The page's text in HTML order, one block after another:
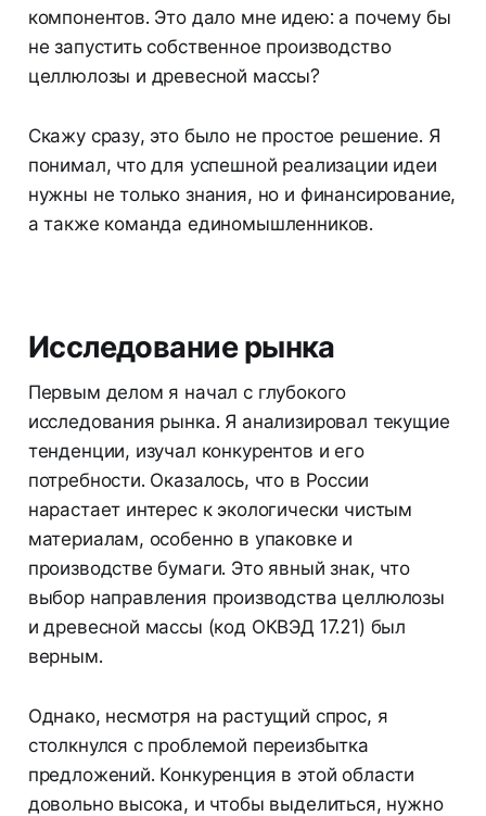
компонентов. Это дало мне идею: а почему бы
не запустить собственное производство
целлюлозы и древесной массы?
Скажу сразу, это было не простое решение. Я
понимал, что для успешной реализации идеи
нужны не только знания, но и финансирование,
а также команда единомышленников.
Исследование рынка
Первым делом я начал с глубокого
исследования рынка. Я анализировал текущие
тенденции, изучал конкурентов и его
потребности. Оказалось, что в России
нарастает интерес к экологически чистым
материалам, особенно в упаковке и
производстве бумаги. Это явный знак, что
выбор направления производства целлюлозы
и древесной массы (код ОКВЭД 17.21) был
верным.
Однако, несмотря на растущий спрос, я
столкнулся с проблемой переизбытка
предложений. Конкуренция в этой области
довольно высока, и чтобы выделиться, нужно